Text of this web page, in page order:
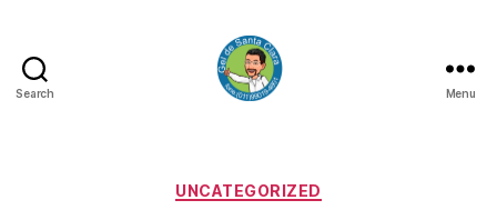
Search
CLARA
Menu
Categorias
UNCATEGORIZED